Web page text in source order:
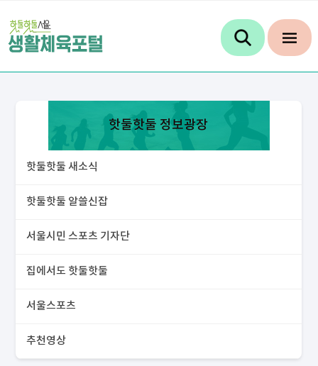
핫둘핫둘 정보광장
핫둘핫둘 새소식
핫둘핫둘 알쓸신잡
서울시민 스포츠 기자단
집에서도 핫둘핫둘
서울스포츠
추천영상